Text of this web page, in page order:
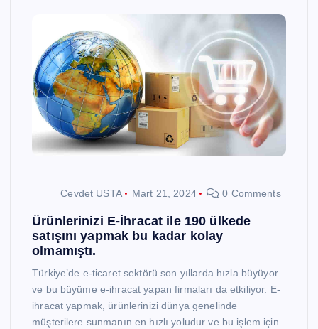
Cevdet USTA Mart 21, 2024 0 Comments
Ürünlerinizi E-İhracat ile 190 ülkede
satışını yapmak bu kadar kolay
olmamıştı.
Türkiye’de e-ticaret sektörü son yıllarda hızla büyüyor
ve bu büyüme e-ihracat yapan firmaları da etkiliyor. E-
ihracat yapmak, ürünlerinizi dünya genelinde
müşterilere sunmanın en hızlı yoludur ve bu işlem için